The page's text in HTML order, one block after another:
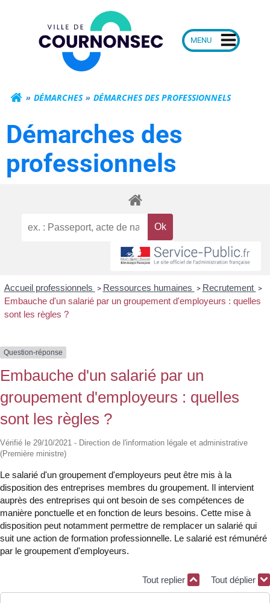
Mairie de
DÉMARCHES DÉMARCHES DES PROFESSIONNELS
Démarches des
professionnels
Accueil professionnels > Ressources humaines > Recrutement >
Embauche d'un salarié par un groupement d'employeurs : quelles
sont les règles ?
Question-réponse
Embauche d'un salarié par un
groupement d'employeurs : quelles
sont les règles ?
Vérifié le 29/10/2021 - Direction de l'information légale et administrative
(Première ministre)
Le salarié d'un groupement d'employeurs peut être mis à la
disposition des entreprises membres du groupement. Il intervient
auprès des entreprises qui ont besoin de ses compétences de
manière ponctuelle et en fonction de leurs besoins. Cette mise à
disposition peut notamment permettre de remplacer un salarié qui
suit une action de formation professionnelle. Le salarié est rémunéré
par le groupement d'employeurs.
Tout replier Tout déplier